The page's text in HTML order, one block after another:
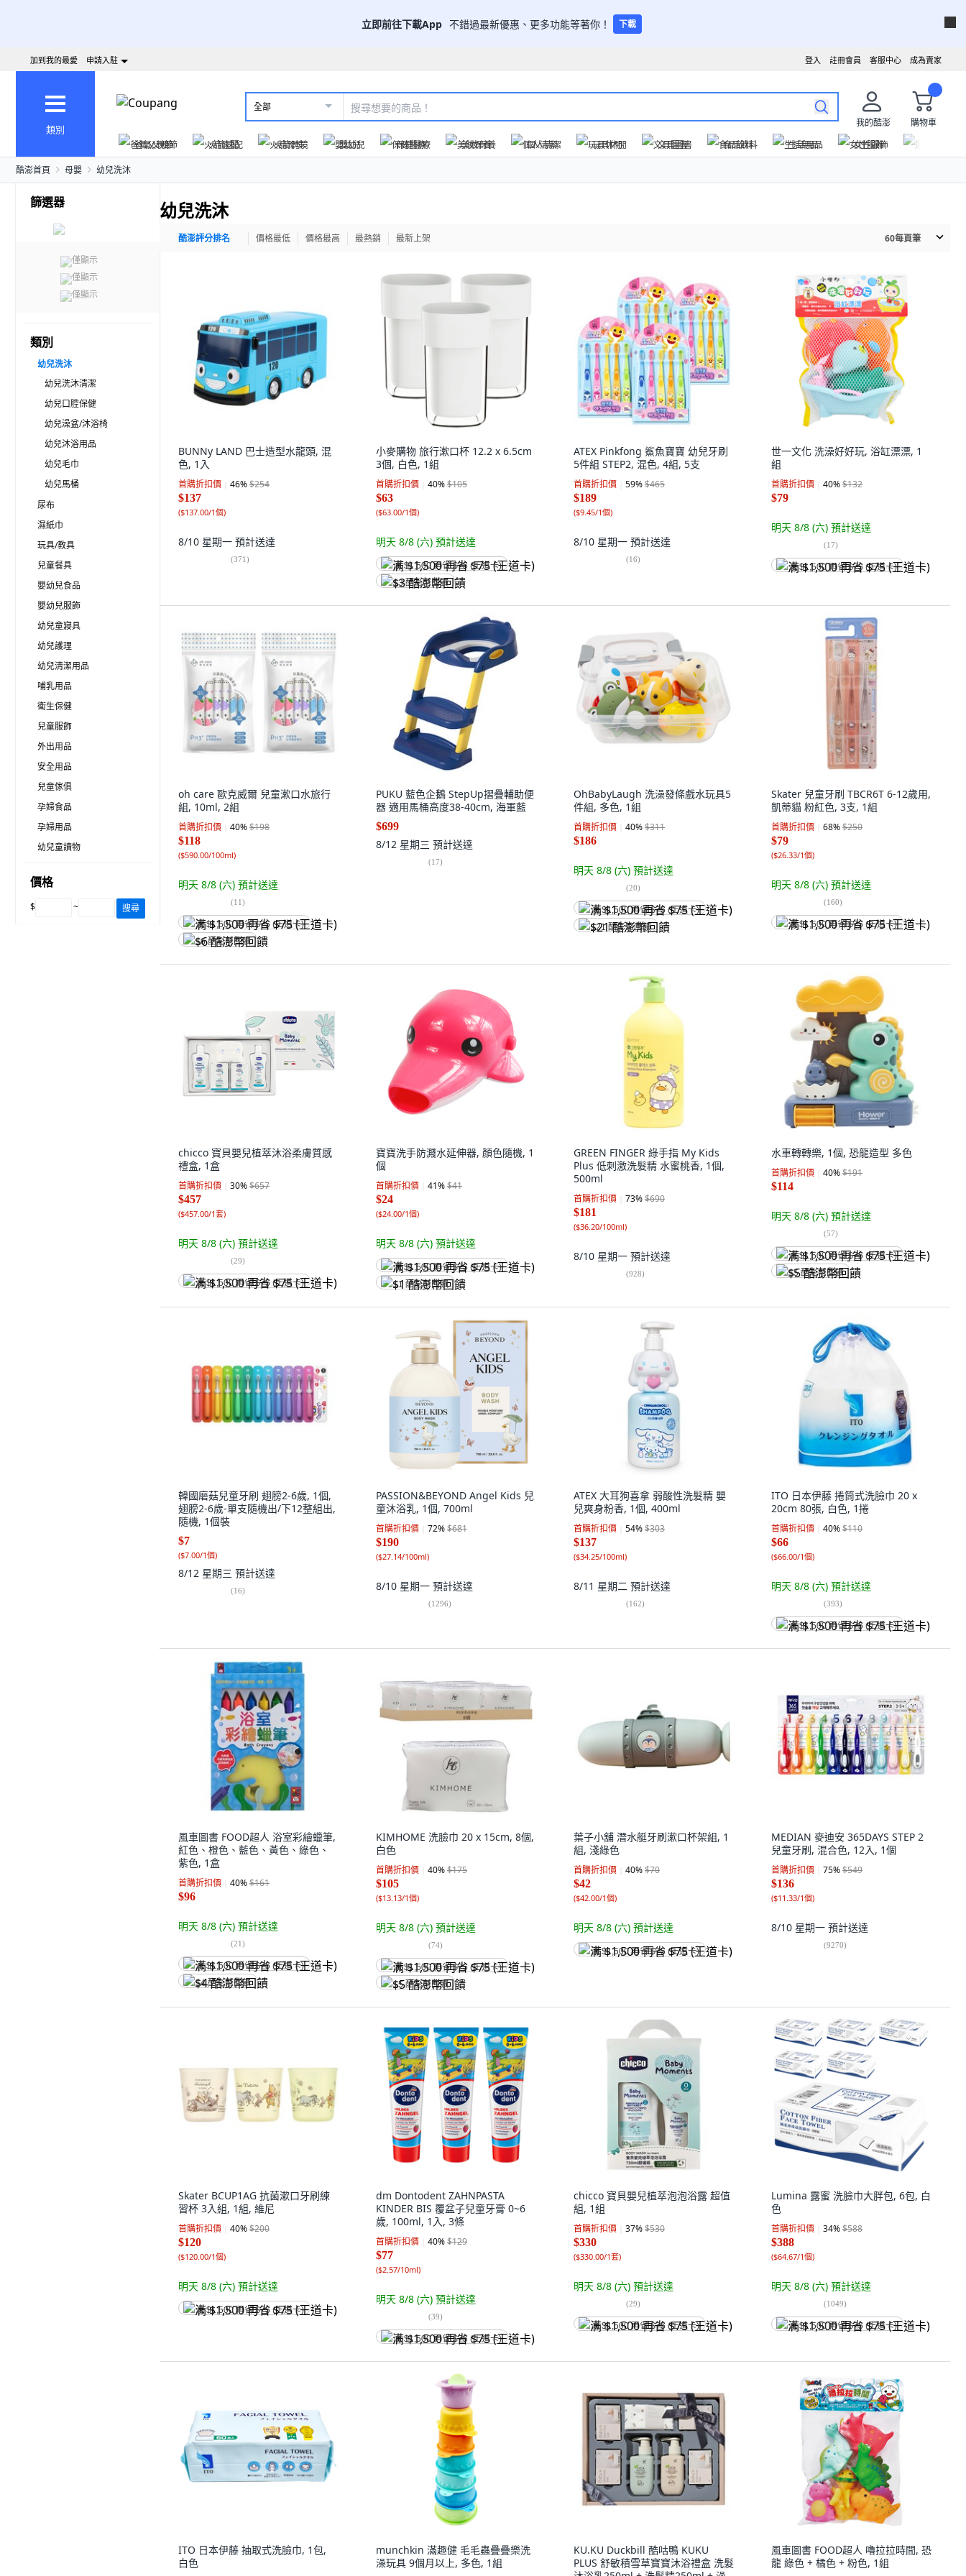
立即前往下載App 不錯過最新優惠、更多功能等著你！ 下載
成為賣家
客服中心
註冊會員
登入
加到我的最愛 申請入駐
類別
全部
我的酷澎
購物車
爸氣父親節
火箭速配 火箭跨境 嬰幼兒 保健醫療 美妝保養 個人清潔 玩具休閒 文具圖書 食品飲料 生活用品 女性服飾
酷澎首頁 母嬰 幼兒洗沐
篩選器
僅顯示
僅顯示
僅顯示
類別
幼兒洗沐
幼兒洗沐清潔
幼兒口腔保健
幼兒澡盆/沐浴椅
幼兒沐浴用品
幼兒毛巾
幼兒馬桶
尿布
濕紙巾
玩具/教具
兒童餐具
嬰幼兒食品
嬰幼兒服飾
幼兒童寢具
幼兒護理
幼兒清潔用品
哺乳用品
衛生保健
兒童服飾
外出用品
安全用品
兒童傢俱
孕婦食品
孕婦用品
幼兒童讀物
價格
$ ~ 搜尋
幼兒洗沐
酷澎評分排名 價格最低 價格最高 最熱銷 最新上架 60每頁筆
BUNNy LAND 巴士造型水龍頭, 混
色, 1入
首購折扣價 46%$254
$137
($137.00/1個)
8/10 星期一 預計送達
(371)
小麥購物 旅行漱口杯 12.2 x 6.5cm
3個, 白色, 1組
首購折扣價 40%$105
$63
($63.00/1個)
明天 8/8 (六) 預計送達
满 $1,500 再省 $75 (王道卡)
$3 酷澎幣回饋
ATEX Pinkfong 鯊魚寶寶 幼兒牙刷
5件組 STEP2, 混色, 4組, 5支
首購折扣價 59%$465
$189
($9.45/1個)
8/10 星期一 預計送達
(16)
世一文化 洗澡好好玩, 浴缸漂漂, 1
組
首購折扣價 40%$132
$79
明天 8/8 (六) 預計送達
(17)
满 $1,500 再省 $75 (王道卡)
oh care 歐克威爾 兒童漱口水旅行
組, 10ml, 2組
首購折扣價 40%$198
$118
($590.00/100ml)
明天 8/8 (六) 預計送達
(11)
满 $1,500 再省 $75 (王道卡)
$6 酷澎幣回饋
PUKU 藍色企鵝 StepUp摺疊輔助便
器 適用馬桶高度38-40cm, 海軍藍
$699
8/12 星期三 預計送達
(17)
OhBabyLaugh 洗澡發條戲水玩具5
件組, 多色, 1組
首購折扣價 40%$311
$186
明天 8/8 (六) 預計送達
(20)
满 $1,500 再省 $75 (王道卡)
$21 酷澎幣回饋
Skater 兒童牙刷 TBCR6T 6-12歲用,
凱蒂貓 粉紅色, 3支, 1組
首購折扣價 68%$250
$79
($26.33/1個)
明天 8/8 (六) 預計送達
(160)
满 $1,500 再省 $75 (王道卡)
chicco 寶貝嬰兒植萃沐浴柔膚質感
禮盒, 1盒
首購折扣價 30%$657
$457
($457.00/1套)
明天 8/8 (六) 預計送達
(29)
满 $1,500 再省 $75 (王道卡)
寶寶洗手防濺水延伸器, 顏色隨機, 1
個
首購折扣價 41%$41
$24
($24.00/1個)
明天 8/8 (六) 預計送達
满 $1,500 再省 $75 (王道卡)
$1 酷澎幣回饋
GREEN FINGER 綠手指 My Kids
Plus 低刺激洗髮精 水蜜桃香, 1個,
500ml
首購折扣價 73%$690
$181
($36.20/100ml)
8/10 星期一 預計送達
(928)
水車轉轉樂, 1個, 恐龍造型 多色
首購折扣價 40%$191
$114
明天 8/8 (六) 預計送達
(57)
满 $1,500 再省 $75 (王道卡)
$5 酷澎幣回饋
韓國磨菇兒童牙刷 翅膀2-6歲, 1個,
翅膀2-6歲-單支隨機出/下12整組出,
隨機, 1個裝
$7
($7.00/1個)
8/12 星期三 預計送達
(16)
PASSION&BEYOND Angel Kids 兒
童沐浴乳, 1個, 700ml
首購折扣價 72%$681
$190
($27.14/100ml)
8/10 星期一 預計送達
(1296)
ATEX 大耳狗喜拿 弱酸性洗髮精 嬰
兒爽身粉香, 1個, 400ml
首購折扣價 54%$303
$137
($34.25/100ml)
8/11 星期二 預計送達
(162)
ITO 日本伊藤 捲筒式洗臉巾 20 x
20cm 80張, 白色, 1捲
首購折扣價 40%$110
$66
($66.00/1個)
明天 8/8 (六) 預計送達
(393)
满 $1,500 再省 $75 (王道卡)
風車圖書 FOOD超人 浴室彩繪蠟筆,
紅色、橙色、藍色、黃色、綠色、
紫色, 1盒
首購折扣價 40%$161
$96
明天 8/8 (六) 預計送達
(21)
满 $1,500 再省 $75 (王道卡)
$4 酷澎幣回饋
KIMHOME 洗臉巾 20 x 15cm, 8個,
白色
首購折扣價 40%$175
$105
($13.13/1個)
明天 8/8 (六) 預計送達
(74)
满 $1,500 再省 $75 (王道卡)
$5 酷澎幣回饋
葉子小舖 潛水艇牙刷漱口杯架組, 1
組, 淺綠色
首購折扣價 40%$70
$42
($42.00/1個)
明天 8/8 (六) 預計送達
满 $1,500 再省 $75 (王道卡)
MEDIAN 麥迪安 365DAYS STEP 2
兒童牙刷, 混合色, 12入, 1個
首購折扣價 75%$549
$136
($11.33/1個)
8/10 星期一 預計送達
(9270)
Skater BCUP1AG 抗菌漱口牙刷練
習杯 3入組, 1組, 維尼
首購折扣價 40%$200
$120
($120.00/1個)
明天 8/8 (六) 預計送達
满 $1,500 再省 $75 (王道卡)
dm Dontodent ZAHNPASTA
KINDER BIS 覆盆子兒童牙膏 0~6
歲, 100ml, 1入, 3條
首購折扣價 40%$129
$77
($2.57/10ml)
明天 8/8 (六) 預計送達
(39)
满 $1,500 再省 $75 (王道卡)
chicco 寶貝嬰兒植萃泡泡浴露 超值
組, 1組
首購折扣價 37%$530
$330
($330.00/1套)
明天 8/8 (六) 預計送達
(29)
满 $1,500 再省 $75 (王道卡)
Lumina 露蜜 洗臉巾大胖包, 6包, 白
色
首購折扣價 34%$588
$388
($64.67/1個)
明天 8/8 (六) 預計送達
(1049)
满 $1,500 再省 $75 (王道卡)
ITO 日本伊藤 抽取式洗臉巾, 1包,
白色
munchkin 滿趣健 毛毛蟲疊疊樂洗
澡玩具 9個月以上, 多色, 1組
KU.KU Duckbill 酷咕鴨 KUKU
PLUS 舒敏積雪草寶寶沐浴禮盒 洗髮
風車圖書 FOOD超人 嚕拉拉時間, 恐
龍 綠色 + 橘色 + 粉色, 1組